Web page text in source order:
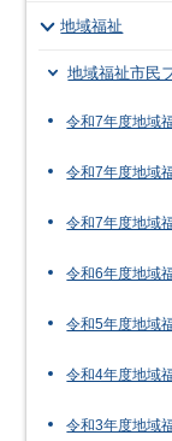
地域福祉
地域福祉市民
令和7年度地域
令和7年度地域
令和7年度地域
令和6年度地域
令和5年度地域
令和4年度地域
令和3年度地域